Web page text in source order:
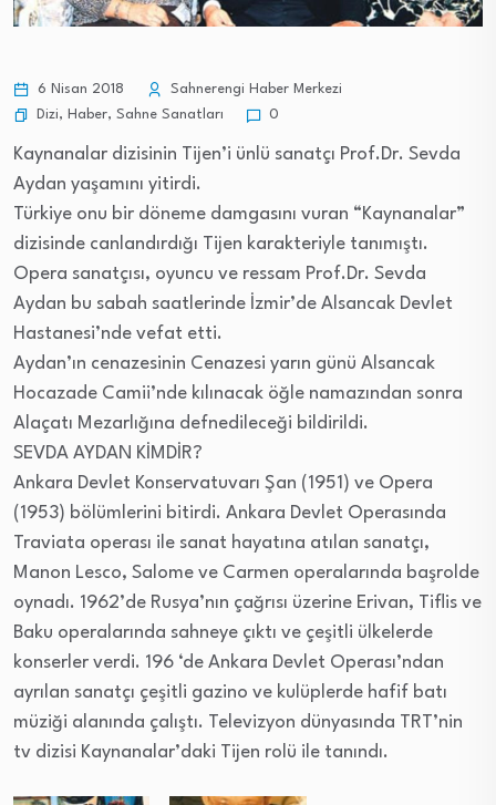
6 Nisan 2018
Sahnerengi Haber Merkezi
Dizi, Haber, Sahne Sanatları 0
Kaynanalar dizisinin Tijen’i ünlü sanatçı Prof.Dr. Sevda
Aydan yaşamını yitirdi.
Türkiye onu bir döneme damgasını vuran “Kaynanalar”
dizisinde canlandırdığı Tijen karakteriyle tanımıştı.
Opera sanatçısı, oyuncu ve ressam Prof.Dr. Sevda
Aydan bu sabah saatlerinde İzmir’de Alsancak Devlet
Hastanesi’nde vefat etti.
Aydan’ın cenazesinin Cenazesi yarın günü Alsancak
Hocazade Camii’nde kılınacak öğle namazından sonra
Alaçatı Mezarlığına defnedileceği bildirildi.
SEVDA AYDAN KİMDİR?
Ankara Devlet Konservatuvarı Şan (1951) ve Opera
(1953) bölümlerini bitirdi. Ankara Devlet Operasında
Traviata operası ile sanat hayatına atılan sanatçı,
Manon Lesco, Salome ve Carmen operalarında başrolde
oynadı. 1962’de Rusya’nın çağrısı üzerine Erivan, Tiflis ve
Baku operalarında sahneye çıktı ve çeşitli ülkelerde
konserler verdi. 196 ‘de Ankara Devlet Operası’ndan
ayrılan sanatçı çeşitli gazino ve kulüplerde hafif batı
müziği alanında çalıştı. Televizyon dünyasında TRT’nin
tv dizisi Kaynanalar’daki Tijen rolü ile tanındı.